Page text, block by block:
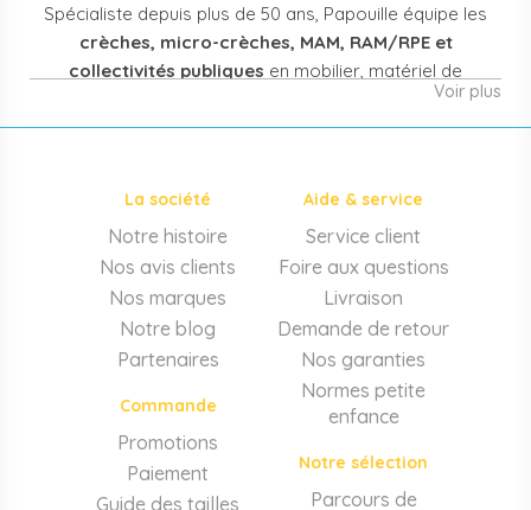
Spécialiste depuis plus de 50 ans, Papouille équipe les
crèches, micro-crèches, MAM, RAM/RPE et
collectivités publiques en mobilier, matériel de
puériculture, jouets et équipement pour structures
d'accueil de la petite enfance. Notre offre couvre
cabinets infirmiers).
Mobilier et équipement de crèche
Lits crèche en bois, couchettes empilables, meubles à
langer sur mesure en résine antibactérienne, tables et
chaises adaptées aux 0-6 ans, banc-vestiaire, barrières de
séparation. Tout le matériel pour aménager une structure
conforme aux normes PMI.
Matériel de puériculture professionnel
Poussettes 3 et 4 places, transats, chaises hautes, sièges
auto, biberons et stérilisateurs, peèse-bébé, écoute-bébé,
Voir plus
La société
Notre histoire
Nos avis clients
Nos marques
Notre blog
Partenaires
Commande
Promotions
Paiement
Guide des tailles
Aide & service
Service client
Foire aux questions
Livraison
Demande de retour
Nos garanties
Normes petite
enfance
Notre sélection
Parcours de